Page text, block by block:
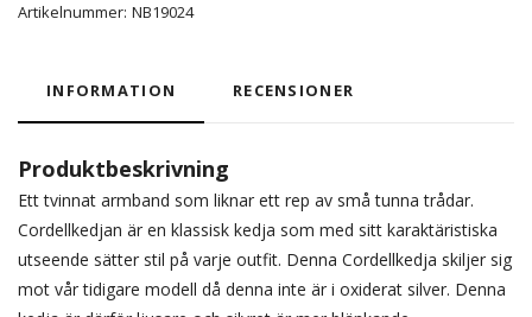
Artikelnummer: NB19024
INFORMATION RECENSIONER
Produktbeskrivning
Ett tvinnat armband som liknar ett rep av små tunna trådar.
Cordellkedjan är en klassisk kedja som med sitt karaktäristiska
utseende sätter stil på varje outfit. Denna Cordellkedja skiljer sig
mot vår tidigare modell då denna inte är i oxiderat silver. Denna